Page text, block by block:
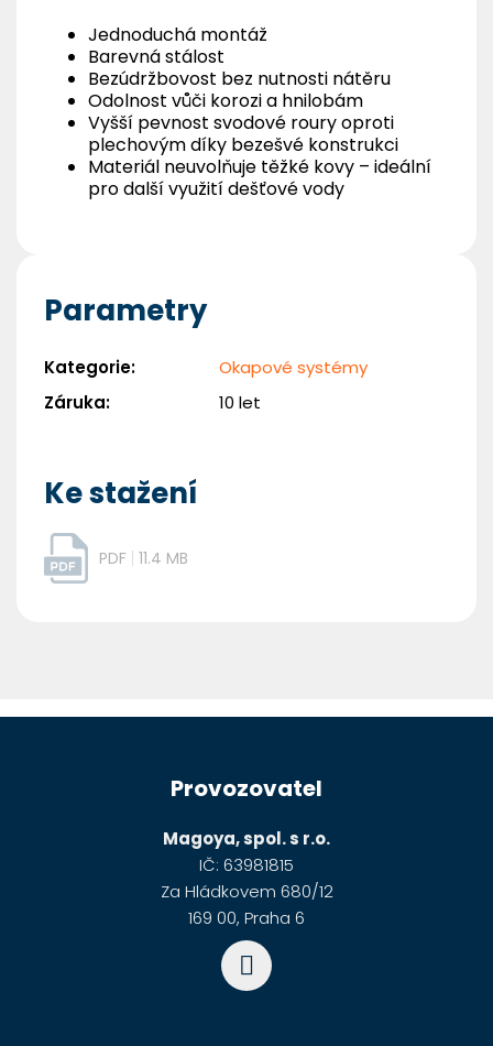
Jednoduchá montáž
Barevná stálost
Bezúdržbovost bez nutnosti nátěru
Odolnost vůči korozi a hnilobám
Vyšší pevnost svodové roury oproti
plechovým díky bezešvé konstrukci
Materiál neuvolňuje těžké kovy – ideální
pro další využití dešťové vody
Parametry
Kategorie:
Okapové systémy
Záruka: 10 let
Ke stažení
PDF 11.4 MB
Provozovatel
Magoya, spol. s r.o.
IČ: 63981815
Za Hládkovem 680/12
169 00, Praha 6
Powered by chaterimo